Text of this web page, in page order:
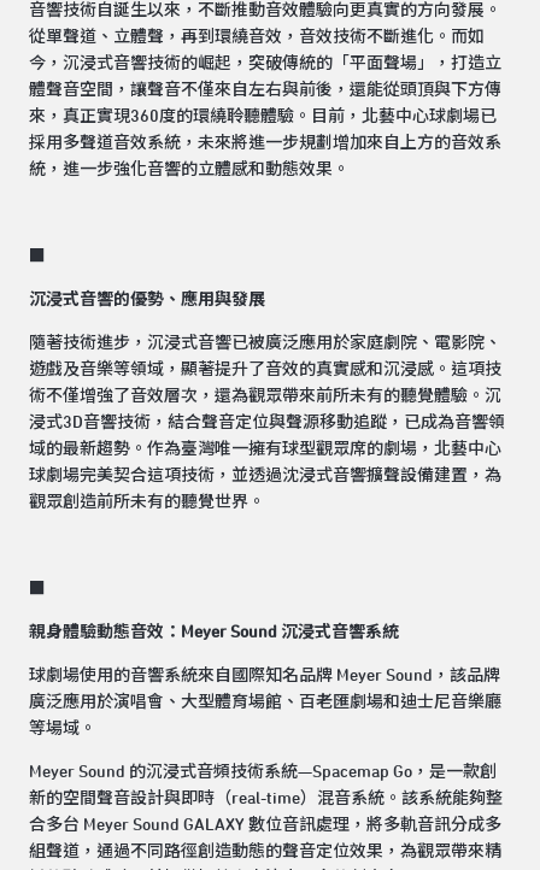
音響技術自誕生以來，不斷推動音效體驗向更真實的方向發展。
從單聲道、立體聲，再到環繞音效，音效技術不斷進化。而如
今，沉浸式音響技術的崛起，突破傳統的「平面聲場」，打造立
體聲音空間，讓聲音不僅來自左右與前後，還能從頭頂與下方傳
來，真正實現360度的環繞聆聽體驗。目前，北藝中心球劇場已
採用多聲道音效系統，未來將進一步規劃增加來自上方的音效系
統，進一步強化音響的立體感和動態效果。
沉浸式音響的優勢、應用與發展
隨著技術進步，沉浸式音響已被廣泛應用於家庭劇院、電影院、
遊戲及音樂等領域，顯著提升了音效的真實感和沉浸感。這項技
術不僅增強了音效層次，還為觀眾帶來前所未有的聽覺體驗。沉
浸式3D音響技術，結合聲音定位與聲源移動追蹤，已成為音響領
域的最新趨勢。作為臺灣唯一擁有球型觀眾席的劇場，北藝中心
球劇場完美契合這項技術，並透過沈浸式音響擴聲設備建置，為
觀眾創造前所未有的聽覺世界。
親身體驗動態音效：Meyer Sound 沉浸式音響系統
球劇場使用的音響系統來自國際知名品牌 Meyer Sound，該品牌
廣泛應用於演唱會、大型體育場館、百老匯劇場和迪士尼音樂廳
等場域。
Meyer Sound 的沉浸式音頻技術系統—Spacemap Go，是一款創
新的空間聲音設計與即時（real-time）混音系統。該系統能夠整
合多台 Meyer Sound GALAXY 數位音訊處理，將多軌音訊分成多
組聲道，通過不同路徑創造動態的聲音定位效果，為觀眾帶來精